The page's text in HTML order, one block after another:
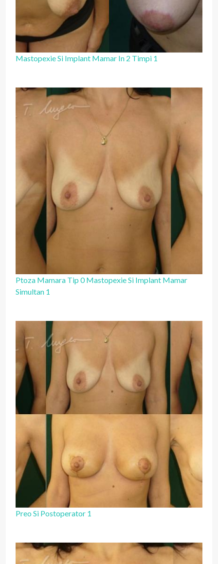
Mastopexie Si Implant Mamar In 2 Timpi 1
Ptoza Mamara Tip 0 Mastopexie Si Implant Mamar
Simultan 1
Preo Si Postoperator 1